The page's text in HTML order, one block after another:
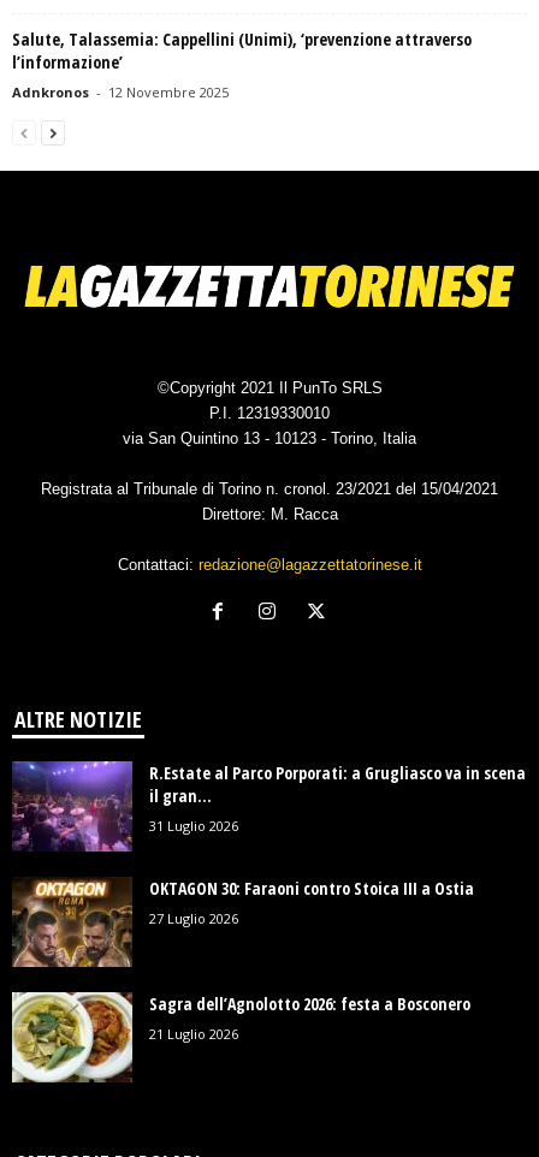
Salute, Talassemia: Cappellini (Unimi), ‘prevenzione attraverso
l’informazione’
Adnkronos - 12 Novembre 2025
©Copyright 2021 Il PunTo SRLS
P.I. 12319330010
via San Quintino 13 - 10123 - Torino, Italia
Registrata al Tribunale di Torino n. cronol. 23/2021 del 15/04/2021
Direttore: M. Racca
Contattaci: redazione@lagazzettatorinese.it
ALTRE NOTIZIE
R.Estate al Parco Porporati: a Grugliasco va in scena
il gran...
31 Luglio 2026
OKTAGON 30: Faraoni contro Stoica III a Ostia
27 Luglio 2026
Sagra dell’Agnolotto 2026: festa a Bosconero
21 Luglio 2026